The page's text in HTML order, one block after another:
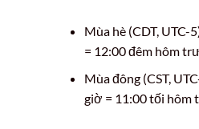
Mùa hè (CDT,
= 12:00 đêm hôm
Mùa đông (CST,
giờ = 11:00 tối hôm